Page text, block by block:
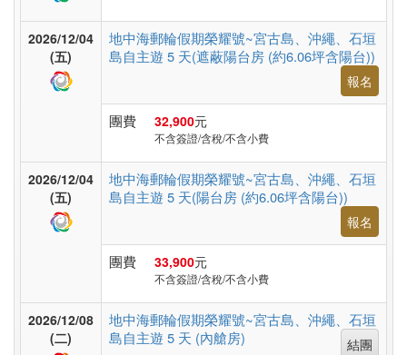
中.
亞
2026/12/04
(五)
地中海郵輪假期榮耀號~宮古島、沖繩、石垣
島自主遊 5 天(遮蔽陽台房 (約6.06坪含陽台))
報名
團費 32,900元
不含簽證/含稅/不含小費
2026/12/04
(五)
地中海郵輪假期榮耀號~宮古島、沖繩、石垣
島自主遊 5 天(陽台房 (約6.06坪含陽台))
報名
團費 33,900元
不含簽證/含稅/不含小費
2026/12/08
(二)
地中海郵輪假期榮耀號~宮古島、沖繩、石垣
島自主遊 5 天 (內艙房)
結團